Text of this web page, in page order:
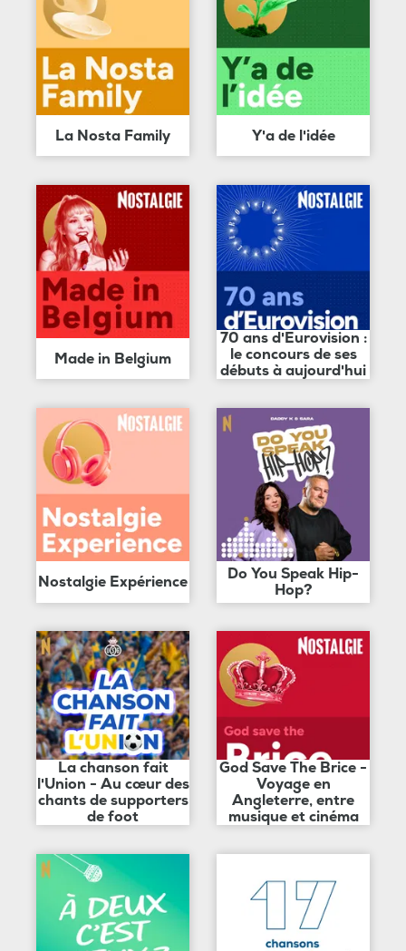
La Nosta Family Y'a de l'idée
Made in Belgium
70 ans d'Eurovision :
le concours de ses
débuts à aujourd'hui
Nostalgie Expérience
Do You Speak Hip-
Hop?
La chanson fait
l'Union - Au cœur des
chants de supporters
de foot
God Save The Brice -
Voyage en
Angleterre, entre
musique et cinéma